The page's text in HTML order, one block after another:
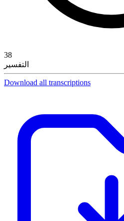
38
التفسير
Download all transcriptions